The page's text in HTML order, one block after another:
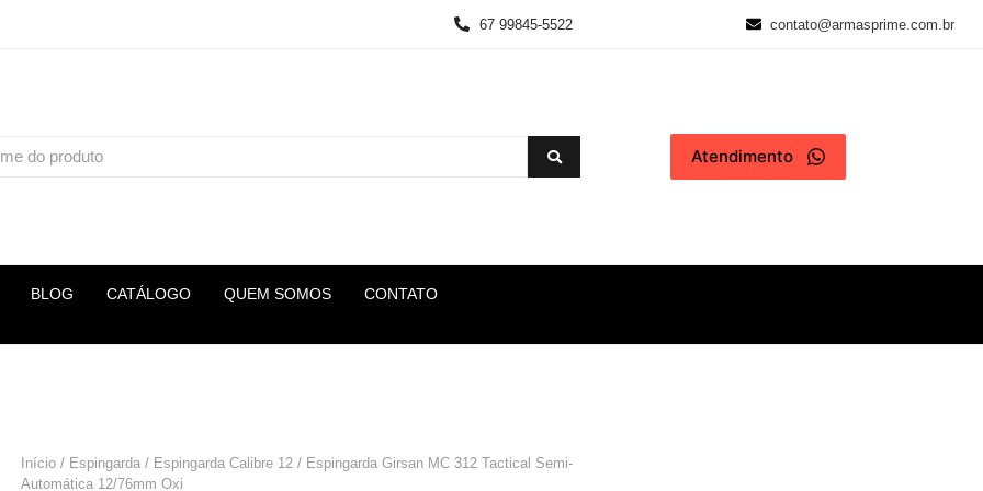
67 99845-5522 contato@armasprime.com.br
Atendimento
BLOG CATÁLOGO QUEM SOMOS CONTATO
Início/ Espingarda/ Espingarda Calibre 12/ Espingarda Girsan MC 312 Tactical Semi-
Automática 12/76mm Oxi